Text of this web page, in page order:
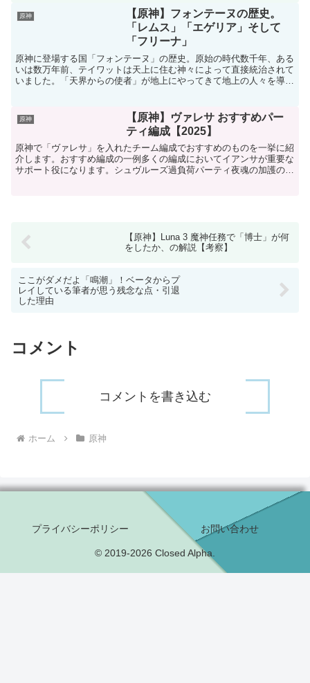
原神
【原神】フォンテーヌの歴史。
「レムス」「エゲリア」そして
「フリーナ」
原神に登場する国「フォンテーヌ」の歴史。原始の時代数千年、ある
いは数万年前、テイワットは天上に住む神々によって直接統治されて
いました。「天界からの使者」が地上にやってきて地上の人々を導
原神
【原神】ヴァレサ おすすめパー
ティ編成【2025】
原神で「ヴァレサ」を入れたチーム編成でおすすめのものを一挙に紹
介します。おすすめ編成の一例多くの編成においてイアンサが重要な
サポート役になります。シュヴルーズ過負荷パーティ夜魂の加護のシ
【原神】Luna 3 魔神任務で「博士」が何
をしたか、の解説【考察】
ここがダメだよ「鳴潮」！ベータからプ
レイしている筆者が思う残念な点・引退
した理由
コメント
コメントを書き込む
ホーム 原神
プライバシーポリシー お問い合わせ
© 2019-2026 Closed Alpha.